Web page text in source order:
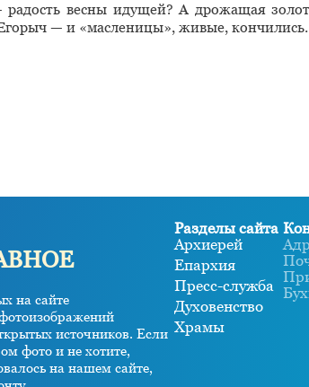
весны идущей? А дрожащая
— и «масленицы», живые, кончились.
на сайте
источников. Если
фото и не хотите,
на нашем сайте,
Разделы сайта
Архиерей
Епархия
Пресс-служба
Духовенство
Храмы